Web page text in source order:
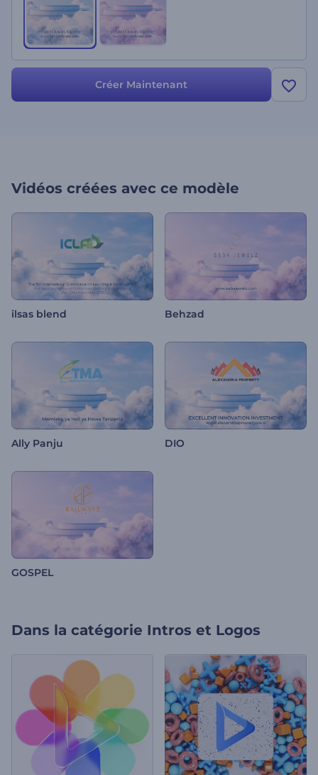
Créer Maintenant
Vidéos créées avec ce modèle
ilsas blend Behzad
Ally Panju DIO
GOSPEL
Dans la catégorie Intros et Logos